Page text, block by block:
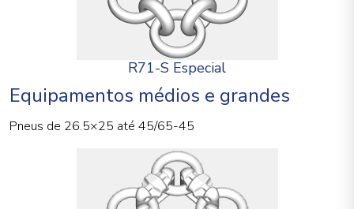
R71-S Especial
Equipamentos médios e grandes
Pneus de 26.5×25 até 45/65-45